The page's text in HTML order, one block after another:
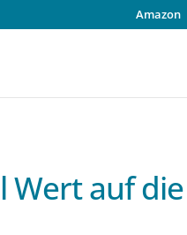
Amazon
auf